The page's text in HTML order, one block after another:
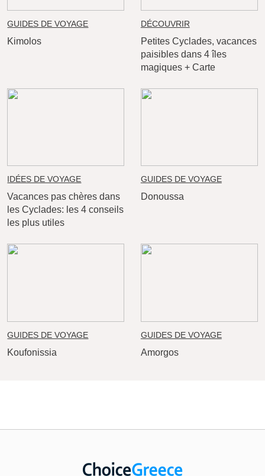
GUIDES DE VOYAGE
Kimolos
DÉCOUVRIR
Petites Cyclades, vacances
paisibles dans 4 îles
magiques + Carte
IDÉES DE VOYAGE
Vacances pas chères dans
les Cyclades: les 4 conseils
les plus utiles
GUIDES DE VOYAGE
Donoussa
GUIDES DE VOYAGE
Koufonissia
GUIDES DE VOYAGE
Amorgos